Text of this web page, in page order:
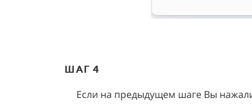
ШАГ 4
Если на предыдущем шаге Вы